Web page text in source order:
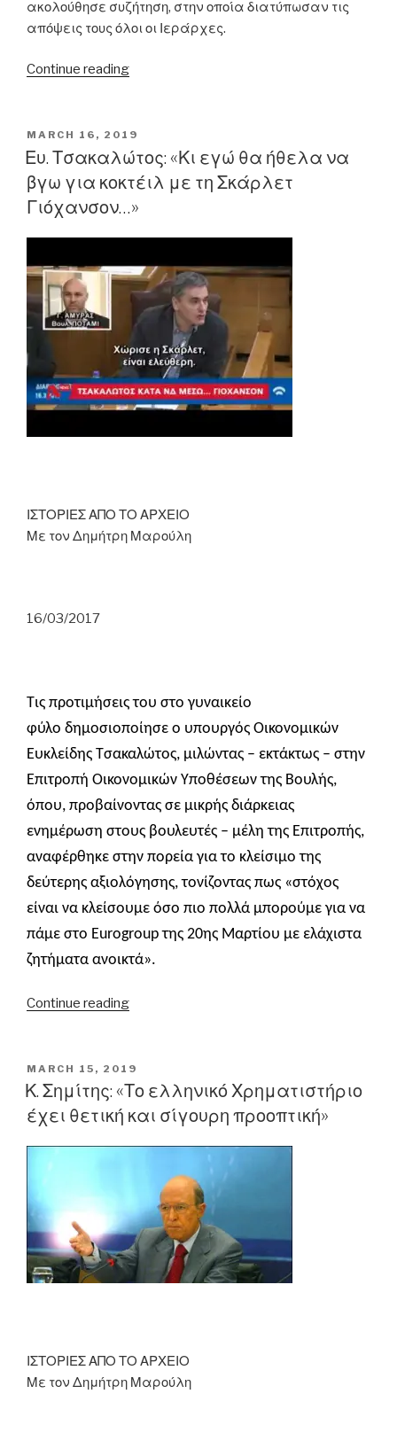
ακολούθησε συζήτηση, στην οποία διατύπωσαν τις
απόψεις τους όλοι οι Ιεράρχες.
Continue reading“Ιερά
κάθε
άλλη
συζυγική
εκτός
γάμου»”
POSTED
ON
MARCH 16, 2019
Ευ. Τσακαλώτος: «Κι εγώ θα ήθελα να
βγω για κοκτέιλ με τη Σκάρλετ
Γιόχανσον…»
ΙΣΤΟΡΙΕΣ ΑΠΟ ΤΟ ΑΡΧΕΙΟ
Με τον Δημήτρη Μαρούλη
16/03/2017
Τις προτιμήσεις του στο γυναικείο
φύλο δημοσιοποίησε ο υπουργός Οικονομικών
Ευκλείδης Τσακαλώτος, μιλώντας – εκτάκτως – στην
Επιτροπή Οικονομικών Υποθέσεων της Βουλής,
όπου, προβαίνοντας σε μικρής διάρκειας
ενημέρωση στους βουλευτές – μέλη της Επιτροπής,
αναφέρθηκε στην πορεία για το κλείσιμο της
δεύτερης αξιολόγησης, τονίζοντας πως «στόχος
είναι να κλείσουμε όσο πιο πολλά μπορούμε για να
πάμε στο Eurogroup της 20ης Μαρτίου με ελάχιστα
ζητήματα ανοικτά».
Continue reading“Ευ.
εγώ
θα
ήθελα
βγω για
κοκτέιλ με
Σκάρλετ
Γιόχανσον…»”
POSTED
ON
MARCH 15, 2019
Κ. Σημίτης: «Το ελληνικό Χρηματιστήριο
έχει θετική και σίγουρη προοπτική»
ΙΣΤΟΡΙΕΣ ΑΠΟ ΤΟ ΑΡΧΕΙΟ
Με τον Δημήτρη Μαρούλη